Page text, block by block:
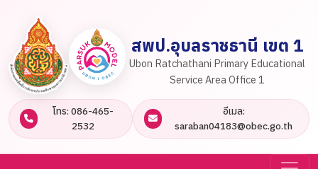
สพป.อุบลราชธานี เขต 1
Ubon Ratchathani Primary Educational
Service Area Office 1
โทร: 086-465-
2532
อีเมล:
saraban04183@obec.go.th